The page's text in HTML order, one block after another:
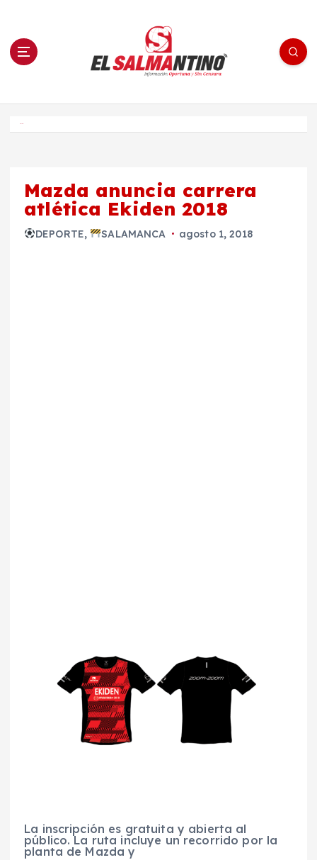
n El Salmantino - medios/noticias/editorial
Mazda anuncia carrera
atlética Ekiden 2018
DEPORTE, SALAMANCA agosto 1, 2018
La inscripción es gratuita y abierta al
público. La ruta incluye un recorrido por la
planta de Mazda y